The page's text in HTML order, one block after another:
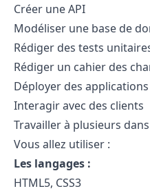
Créer une API
Modéliser une base de
Rédiger des tests
Rédiger un cahier des
Déployer des
Interagir avec des clients
Travailler à plusieurs
Vous allez utiliser :
Les langages :
HTML5, CSS3